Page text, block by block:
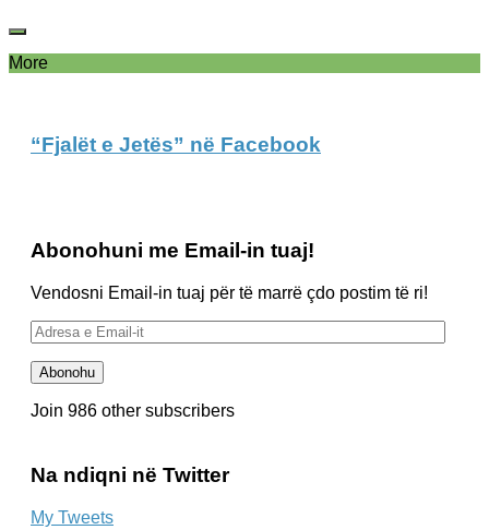
More
“Fjalët e Jetës” në Facebook
Abonohuni me Email-in tuaj!
Vendosni Email-in tuaj për të marrë çdo postim të ri!
Adresa
e
Email-
it
Abonohu
Join 986 other subscribers
Na ndiqni në Twitter
My Tweets